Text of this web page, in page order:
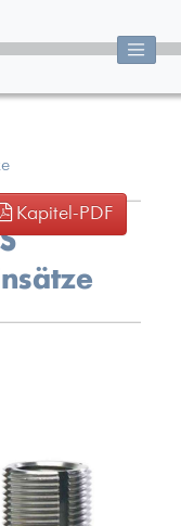
Kapitel-PDF